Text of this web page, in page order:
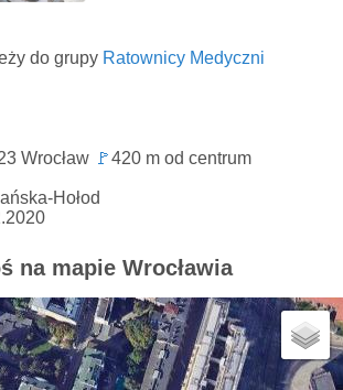
do grupy Ratownicy Medyczni
Wrocław 🚩420 m od centrum
Hołod
na mapie Wrocławia